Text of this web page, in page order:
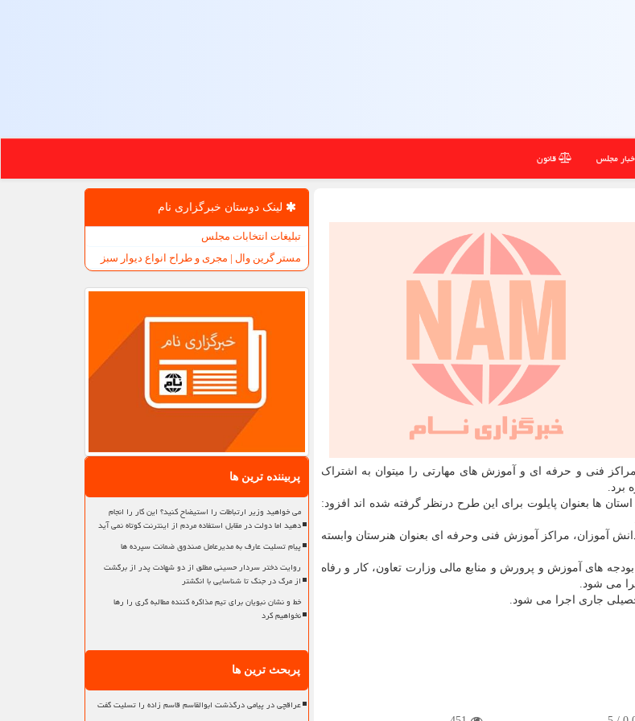
مجلس قانون
فنی و حرفه ای و آموزش های مهارتی را میتوان به اشتراک
برد.
ها بعنوان پایلوت برای این طرح درنظر گرفته شده اند افزود:
مهارت آموزی دانش آموزان، مراکز آموزش فنی وحرفه ای بعنوان هنرستان وابسته
های آموزش و پرورش و منابع مالی وزارت تعاون، کار و رفاه
می شود.
جاری اجرا می شود.
لینک دوستان خبرگزاری نام
تبلیغات انتخابات مجلس
مستر گرین وال | مجری و طراح انواع دیوار سبز
پربیننده ترین ها
می خواهید وزیر ارتباطات را استیضاح کنید؟ این کار را انجام
دهید اما دولت در مقابل استفاده مردم از اینترنت کوتاه نمی آید
پیام تسلیت عارف به مدیرعامل صندوق ضمانت سپرده ها
روایت دختر سردار حسینی مطلق از دو شهادت پدر از برگشت
از مرگ در جنگ تا شناسایی با انگشتر
خط و نشان نبویان برای تیم مذاکره کننده مطالبه گری را رها
نخواهیم کرد
پربحث ترین ها
عراقچی در پیامی درگذشت ابوالقاسم قاسم زاده را تسلیت گفت